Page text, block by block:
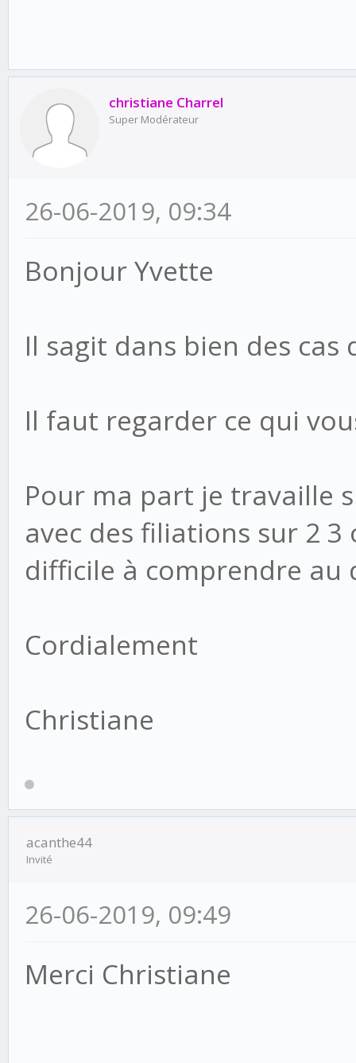
christiane Charrel
Super Modérateur
26-06-2019, 09:34
Bonjour Yvette
Il sagit dans bien des
Il faut regarder ce qui
Pour ma part je travaille
avec des filiations sur 2 3
difficile à comprendre au
Cordialement
Christiane
acanthe44
Invité
26-06-2019, 09:49
Merci Christiane